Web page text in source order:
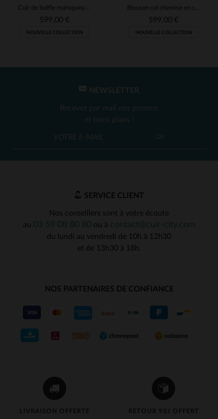
Cuir de buffle mahogany, teinte rustique qui patine avec le temps.
599,00 €
NOUVELLE COLLECTION
Blouson col chemise en cuir noir vieilli
599,00 €
NOUVELLE COLLECTION
LIVRAISON OFFERTE
RETOUR 90J OFFERT
NEWSLETTER
Recevez par mail nos promos
et bons plans !
OK
SERVICE CLIENT
Nos conseillers sont à votre écoute
au
ou à
du lundi au vendredi de 10h à 12h30
et de 13h30 à 18h.
NOS PARTENAIRES DE CONFIANCE